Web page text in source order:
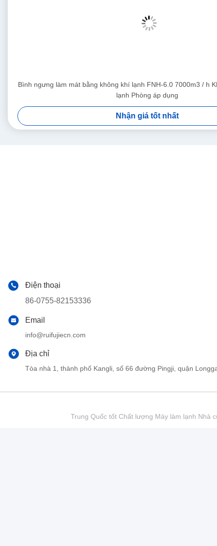
Bình ngưng làm mát bằng không khí lạnh FNH-6.0 7000m3 / h
lạnh Phòng áp dụng
Nhận giá tốt nhất
Điện thoại
86-0755-82153336
Email
info@ruifujiecn.com
Địa chỉ
Tòa nhà 1, thành phố Kangli, số 66 đường Pingji, quận
Trung Quốc tốt Chất lượng Máy làm lạnh Nhà